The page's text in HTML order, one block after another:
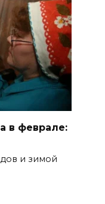
в феврале:
и зимой